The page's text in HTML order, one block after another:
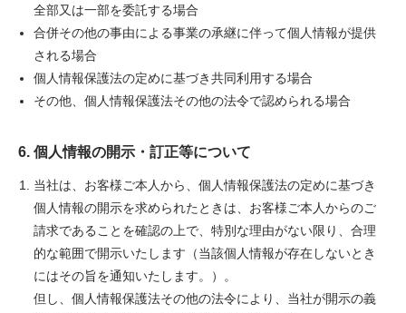
全部又は一部を委託する場合
合併その他の事由による事業の承継に伴って個人情報が提供
される場合
個人情報保護法の定めに基づき共同利用する場合
その他、個人情報保護法その他の法令で認められる場合
6. 個人情報の開示・訂正等について
当社は、お客様ご本人から、個人情報保護法の定めに基づき
個人情報の開示を求められたときは、お客様ご本人からのご
請求であることを確認の上で、特別な理由がない限り、合理
的な範囲で開示いたします（当該個人情報が存在しないとき
にはその旨を通知いたします。）。
但し、個人情報保護法その他の法令により、当社が開示の義